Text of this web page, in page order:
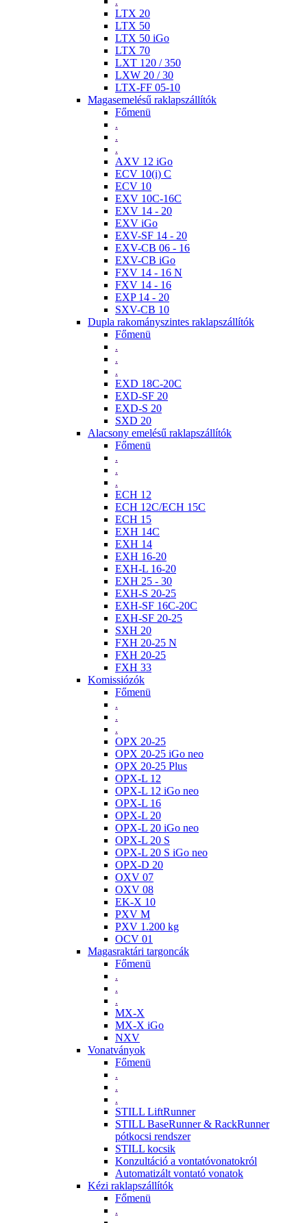
LTX 20
LTX 50
LTX 50 iGo
LTX 70
LXT 120 / 350
LXW 20 / 30
LTX-FF 05-10
Magasemelésű raklapszállítók
Főmenü
.
.
.
AXV 12 iGo
ECV 10(i) C
ECV 10
EXV 10C-16C
EXV 14 - 20
EXV iGo
EXV-SF 14 - 20
EXV-CB 06 - 16
EXV-CB iGo
FXV 14 - 16 N
FXV 14 - 16
EXP 14 - 20
SXV-CB 10
Dupla rakományszintes raklapszállítók
Főmenü
.
.
.
EXD 18C-20C
EXD-SF 20
EXD-S 20
SXD 20
Alacsony emelésű raklapszállítók
Főmenü
.
.
.
ECH 12
ECH 12C/ECH 15C
ECH 15
EXH 14C
EXH 14
EXH 16-20
EXH-L 16-20
EXH 25 - 30
EXH-S 20-25
EXH-SF 16C-20C
EXH-SF 20-25
SXH 20
FXH 20-25 N
FXH 20-25
FXH 33
Komissiózók
Főmenü
.
.
.
OPX 20-25
OPX 20-25 iGo neo
OPX 20-25 Plus
OPX-L 12
OPX-L 12 iGo neo
OPX-L 16
OPX-L 20
OPX-L 20 iGo neo
OPX-L 20 S
OPX-L 20 S iGo neo
OPX-D 20
OXV 07
OXV 08
EK-X 10
PXV M
PXV 1.200 kg
OCV 01
Magasraktári targoncák
Főmenü
.
.
.
MX-X
MX-X iGo
NXV
Vonatványok
Főmenü
.
.
.
STILL LiftRunner
STILL BaseRunner & RackRunner
pótkocsi rendszer
STILL kocsik
Konzultáció a vontatóvonatokról
Automatizált vontató vonatok
Kézi raklapszállítók
Főmenü
.